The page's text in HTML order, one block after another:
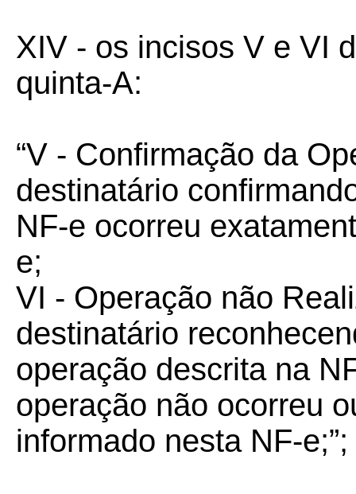
XIV - os incisos V e VI
quinta-A:
“V - Confirmação da
destinatário
NF-e ocorreu
e;
VI - Operação não
destinatário
operação descrita na
operação não ocorreu
informado nesta NF-e;”;